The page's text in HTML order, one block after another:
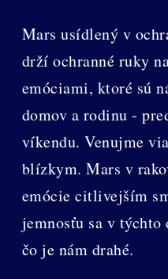
Mars usídlený v
drží ochranné ruky
emóciami, ktoré sú
domov a rodinu -
víkendu. Venujme
blízkym. Mars v
emócie citlivejším
jemnosťu sa v týchto
čo je nám drahé.